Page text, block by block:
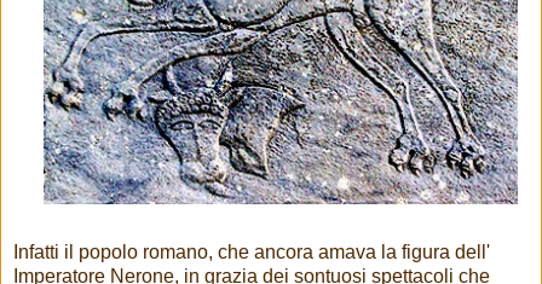
Infatti il popolo romano, che ancora amava la figura dell'
Imperatore Nerone, in grazia dei sontuosi spettacoli che